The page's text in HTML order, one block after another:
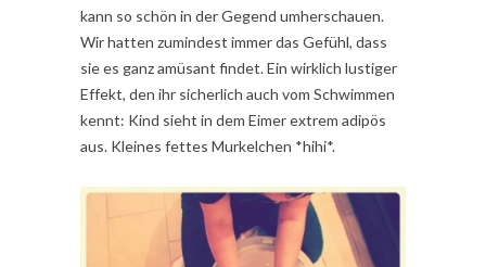
kann so schön in der Gegend umherschauen.
Wir hatten zumindest immer das Gefühl, dass
sie es ganz amüsant findet. Ein wirklich lustiger
Effekt, den ihr sicherlich auch vom Schwimmen
kennt: Kind sieht in dem Eimer extrem adipös
aus. Kleines fettes Murkelchen *hihi*.